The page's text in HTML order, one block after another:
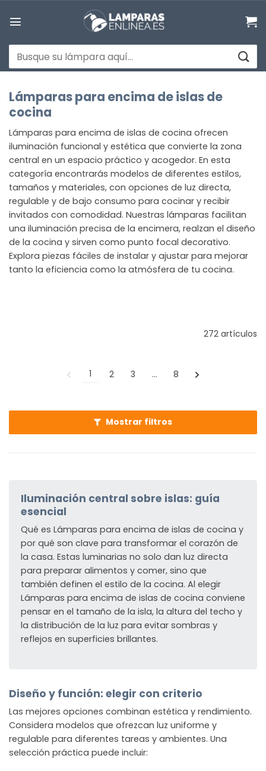
Buscar
por:
Lámparas para encima de islas de
cocina
Lámparas para encima de islas de cocina ofrecen
iluminación funcional y estética que convierte la zona
central en un espacio práctico y acogedor. En esta
categoría encontrarás modelos de diferentes estilos,
tamaños y materiales, con opciones de luz directa,
regulable y de bajo consumo para cocinar y recibir
invitados con comodidad. Nuestras lámparas facilitan
una iluminación precisa de la encimera, realzan el diseño
de la cocina y sirven como punto focal decorativo.
Explora piezas fáciles de instalar y ajustar para mejorar
tanto la eficiencia como la atmósfera de tu cocina.
272 artículos
1 2 3 … 8
Mostrar filtros
Iluminación central sobre islas: guía
esencial
Qué es Lámparas para encima de islas de cocina y
por qué son clave para transformar el corazón de
la casa. Estas luminarias no solo dan luz directa
para preparar alimentos y comer, sino que
también definen el estilo de la cocina. Al elegir
Lámparas para encima de islas de cocina conviene
pensar en el tamaño de la isla, la altura del techo y
la distribución de la luz para evitar sombras y
reflejos en superficies brillantes.
Diseño y función: elegir con criterio
Las mejores opciones combinan estética y rendimiento.
Considera modelos que ofrezcan luz uniforme y
regulable para diferentes tareas y ambientes. Una
selección práctica puede incluir: